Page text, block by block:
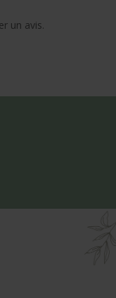
un avis.